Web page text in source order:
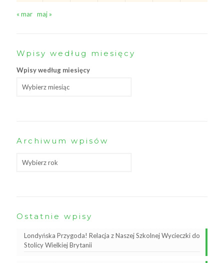
« mar maj »
Wpisy według miesięcy
Wpisy według miesięcy
Archiwum wpisów
Ostatnie wpisy
Londyńska Przygoda! Relacja z Naszej Szkolnej Wycieczki do
Stolicy Wielkiej Brytanii